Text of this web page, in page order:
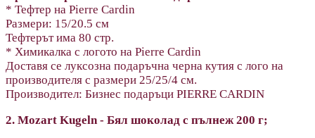
* Тефтер на Pierre Cardin
Размери: 15/20.5 см
Тефтерът има 80 стр.
* Химикалка с логото на Pierre Cardin
Доставя се луксозна подаръчна черна кутия с лого на
производителя с размери 25/25/4 см.
Производител: Бизнес подаръци PIERRE CARDIN
2. Mozart Kugeln - Бял шоколад с пълнеж 200 г;